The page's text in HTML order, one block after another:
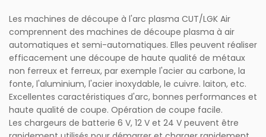
Les machines de découpe à l'arc plasma CUT/LGK Air
comprennent des machines de découpe plasma à air
automatiques et semi-automatiques. Elles peuvent réaliser
efficacement une découpe de haute qualité de métaux
non ferreux et ferreux, par exemple l'acier au carbone, la
fonte, l'aluminium, l'acier inoxydable, le cuivre. laiton, etc.
Excellentes caractéristiques d'arc, bonnes performances et
haute qualité de coupe. Opération de coupe facile.
Les chargeurs de batterie 6 V, 12 V et 24 V peuvent être